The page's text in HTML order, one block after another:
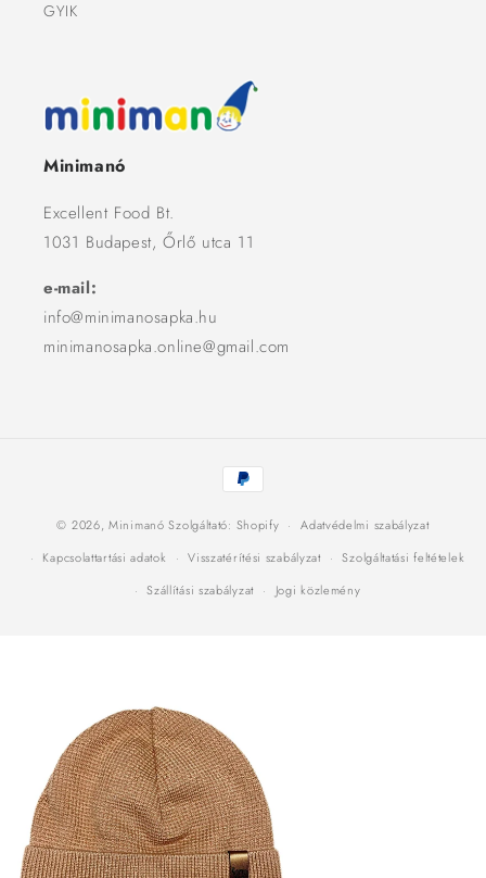
GYIK
Minimanó
Excellent Food Bt.
1031 Budapest, Őrlő utca 11
e-mail:
info@minimanosapka.hu
minimanosapka.online@gmail.com
Fizetési
módok
© 2026,Minimanó Szolgáltató: Shopify
Adatvédelmi szabályzat
Kapcsolattartási adatok
Visszatérítési szabályzat
Szolgáltatási feltételek
Szállítási szabályzat
Jogi közlemény